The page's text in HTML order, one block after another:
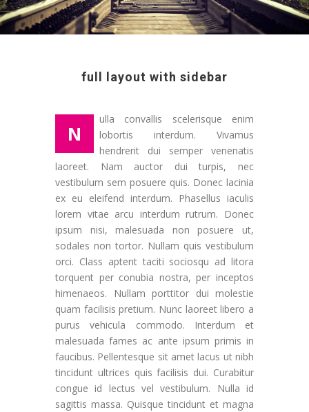
full layout with sidebar
N
ulla convallis scelerisque enim
lobortis interdum. Vivamus
hendrerit dui semper venenatis
laoreet. Nam auctor dui turpis, nec
vestibulum sem posuere quis. Donec lacinia
ex eu eleifend interdum. Phasellus iaculis
lorem vitae arcu interdum rutrum. Donec
ipsum nisi, malesuada non posuere ut,
sodales non tortor. Nullam quis vestibulum
orci. Class aptent taciti sociosqu ad litora
torquent per conubia nostra, per inceptos
himenaeos. Nullam porttitor dui molestie
quam facilisis pretium. Nunc laoreet libero a
purus vehicula commodo. Interdum et
malesuada fames ac ante ipsum primis in
faucibus. Pellentesque sit amet lacus ut nibh
tincidunt ultrices quis facilisis dui. Curabitur
congue id lectus vel vestibulum. Nulla id
sagittis massa. Quisque tincidunt et magna